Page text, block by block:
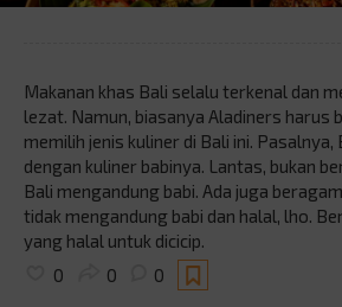
Makanan khas Bali selalu terkenal dan
lezat. Namun, biasanya Aladiners harus
memilih jenis kuliner di Bali ini.
dengan kuliner babinya. Lantas, bukan
Bali mengandung babi. Ada juga
tidak mengandung babi dan halal, lho.
yang halal untuk dicicip.
0
0 0